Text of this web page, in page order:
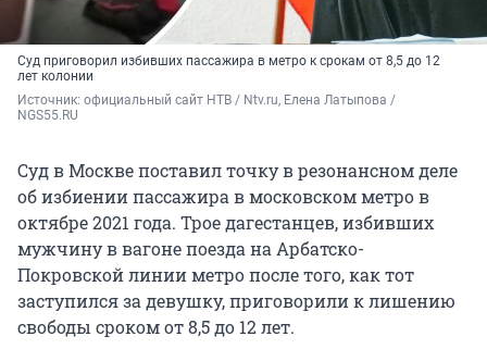
Суд приговорил избивших пассажира в метро к срокам от 8,5 до 12
лет колонии
Источник: официальный сайт НТВ / Ntv.ru, Елена Латыпова /
NGS55.RU
Суд в Москве поставил точку в резонансном деле
об избиении пассажира в московском метро в
октябре 2021 года. Трое дагестанцев, избивших
мужчину в вагоне поезда на Арбатско-
Покровской линии метро после того, как тот
заступился за девушку, приговорили к лишению
свободы сроком от 8,5 до 12 лет.